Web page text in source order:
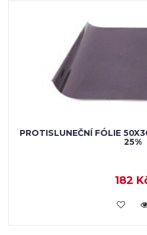
PROTISLUNEČNÍ FÓLIE
25%
182
VLOŽIT DO